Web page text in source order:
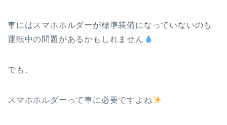
車にはスマホホルダーが標準装備になっていないのも
運転中の問題があるかもしれません
でも、
スマホホルダーって車に必要ですよね